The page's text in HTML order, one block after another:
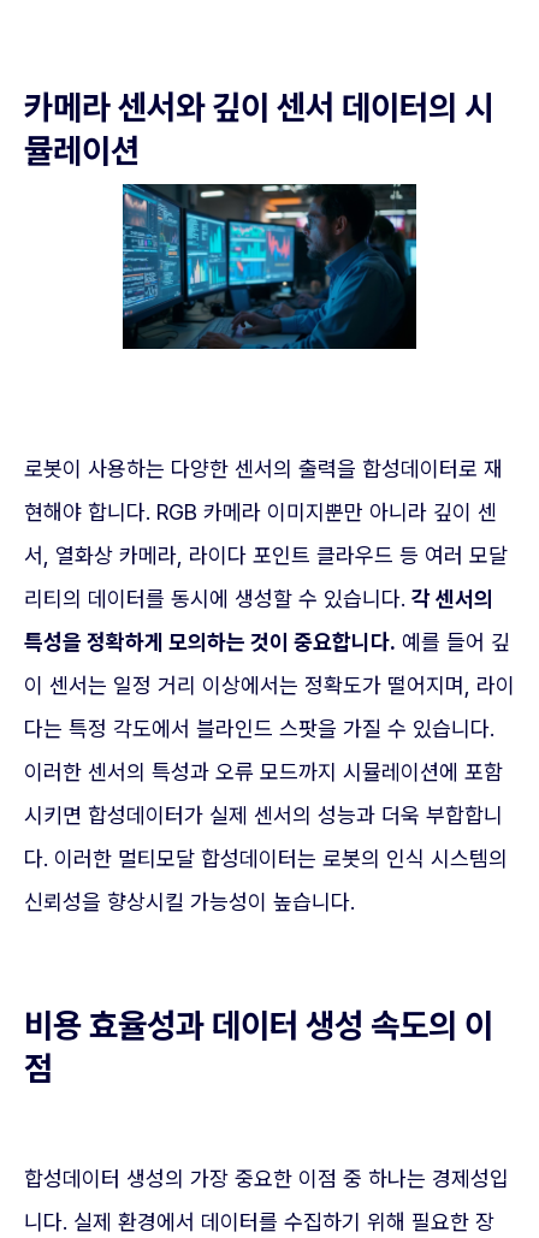
카메라 센서와 깊이 센서 데이터의 시
뮬레이션
로봇이 사용하는 다양한 센서의 출력을 합성데이터로 재
현해야 합니다. RGB 카메라 이미지뿐만 아니라 깊이 센
서, 열화상 카메라, 라이다 포인트 클라우드 등 여러 모달
리티의 데이터를 동시에 생성할 수 있습니다. 각 센서의
특성을 정확하게 모의하는 것이 중요합니다. 예를 들어 깊
이 센서는 일정 거리 이상에서는 정확도가 떨어지며, 라이
다는 특정 각도에서 블라인드 스팟을 가질 수 있습니다.
이러한 센서의 특성과 오류 모드까지 시뮬레이션에 포함
시키면 합성데이터가 실제 센서의 성능과 더욱 부합합니
다. 이러한 멀티모달 합성데이터는 로봇의 인식 시스템의
신뢰성을 향상시킬 가능성이 높습니다.
비용 효율성과 데이터 생성 속도의 이
점
합성데이터 생성의 가장 중요한 이점 중 하나는 경제성입
니다. 실제 환경에서 데이터를 수집하기 위해 필요한 장